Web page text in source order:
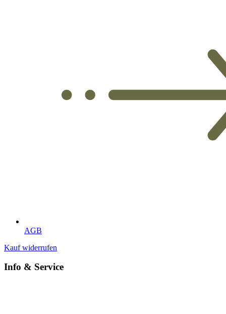
AGB
Kauf widerrufen
Info & Service